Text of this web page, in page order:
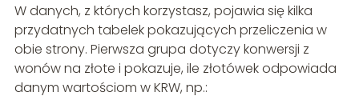
W danych, z których korzystasz, pojawia się kilka
przydatnych tabelek pokazujących przeliczenia w
obie strony. Pierwsza grupa dotyczy konwersji z
wonów na złote i pokazuje, ile złotówek odpowiada
danym wartościom w KRW, np.: